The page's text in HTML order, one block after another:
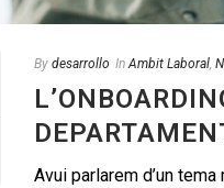
By desarrollo In Ambit Laboral,
Avui parlarem d’un